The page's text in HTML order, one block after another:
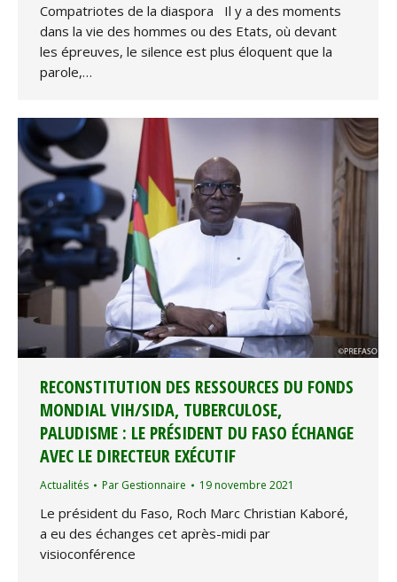
Compatriotes de la diaspora Il y a des moments
dans la vie des hommes ou des Etats, où devant
les épreuves, le silence est plus éloquent que la
parole,…
RECONSTITUTION DES RESSOURCES DU FONDS
MONDIAL VIH/SIDA, TUBERCULOSE,
PALUDISME : LE PRÉSIDENT DU FASO ÉCHANGE
AVEC LE DIRECTEUR EXÉCUTIF
Actualités Par Gestionnaire 19 novembre 2021
Le président du Faso, Roch Marc Christian Kaboré,
a eu des échanges cet après-midi par
visioconférence